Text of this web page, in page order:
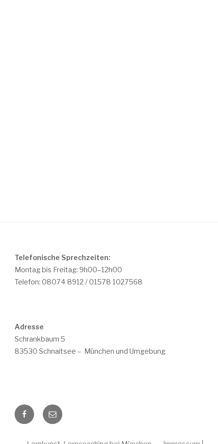
Telefonische Sprechzeiten:
Montag bis Freitag: 9h00–12h00
Telefon: 08074 8912 / 01578 1027568
Adresse
Schrankbaum 5
83530 Schnaitsee – München und Umgebung
FacebookE-
mail